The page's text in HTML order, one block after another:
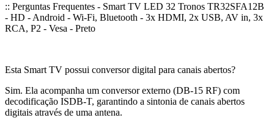
:: Perguntas Frequentes - Smart TV LED 32 Tronos TR32SFA12B
- HD - Android - Wi-Fi, Bluetooth - 3x HDMI, 2x USB, AV in, 3x
RCA, P2 - Vesa - Preto
Esta Smart TV possui conversor digital para canais abertos?
Sim. Ela acompanha um conversor externo (DB-15 RF) com
decodificação ISDB-T, garantindo a sintonia de canais abertos
digitais através de uma antena.